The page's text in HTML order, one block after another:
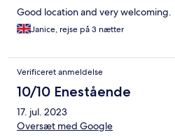
Good location and very welcoming.
Janice, rejse på 3 nætter
Verificeret anmeldelse
10/10 Enestående
17. jul. 2023
Oversæt med Google